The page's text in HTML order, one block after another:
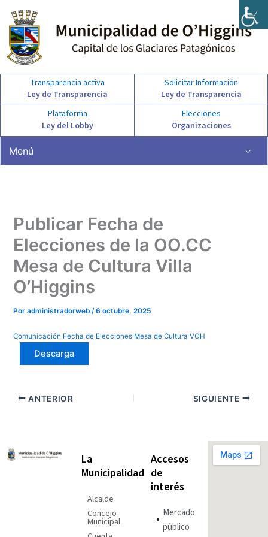
contenido
Transparencia activa
Ley de Transparencia
Solicitar Información
Ley de Transparencia
Plataforma
Ley del Lobby
Elecciones
Organizaciones
Menú
Publicar Fecha de
Elecciones de la OO.CC
Mesa de Cultura Villa
O’Higgins
Poradministradorweb/6 octubre, 2025
Comunicación Fecha de Elecciones Mesa de Cultura VOH
Descarga
ANTERIOR SIGUIENTE
La
Municipalidad
Alcalde
Concejo
Municipal
Accesos
de
interés
Mercado
público